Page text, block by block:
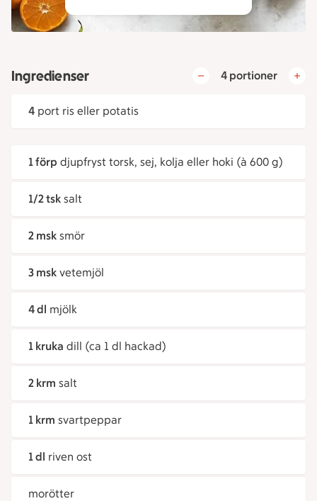
Ingredienser 4 portioner
4 port ris eller potatis
1 förp djupfryst torsk, sej, kolja eller hoki (à 600 g)
1/2 tsk salt
2 msk smör
3 msk vetemjöl
4 dl mjölk
1 kruka dill (ca 1 dl hackad)
2 krm salt
1 krm svartpeppar
1 dl riven ost
morötter